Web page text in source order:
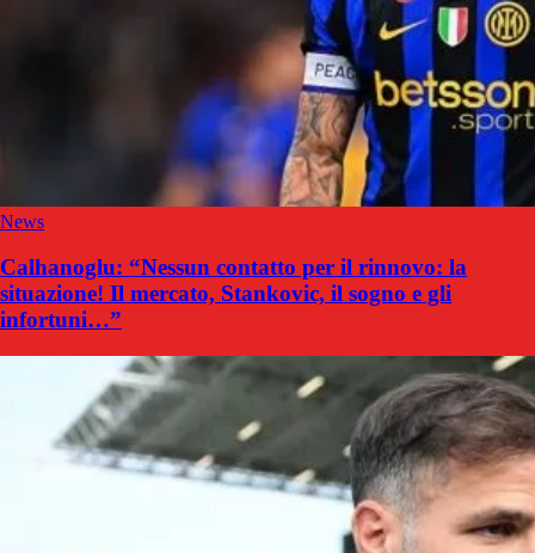
News
Calhanoglu: “Nessun contatto per il rinnovo: la
situazione! Il mercato, Stankovic, il sogno e gli
infortuni…”